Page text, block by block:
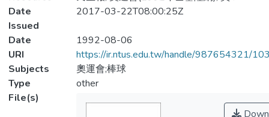
Date
Issued
2017-03-22T08:00:25Z
Date
1992-08-06
URI
https://ir.ntus.edu.tw/handle/987654321/
Subjects
奧運會;棒球
Type
other
File(s)